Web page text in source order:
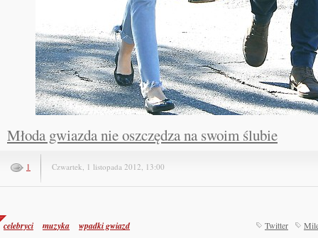
Młoda gwiazda nie oszczędza na swoim ślubie
1 Czwartek, 1 listopada 2012, 13:00
celebryci muzyka wpadki gwiazd Twitter